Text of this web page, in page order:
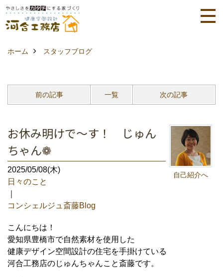
ホーム スタッフブログ
前の記事 一覧 次の記事
自己紹介へ
お休み明けで～す！ じゅん
ちゃん❁
2025/05/08(木)
日々のこと
コンシェルジュ斎藤Blog
こんにちは！
愛知県豊橋市で自然素材を使用した
健康デザイン空間設計の住宅を手掛けている
河合工務店のじゅんちゃんこと斎藤です。